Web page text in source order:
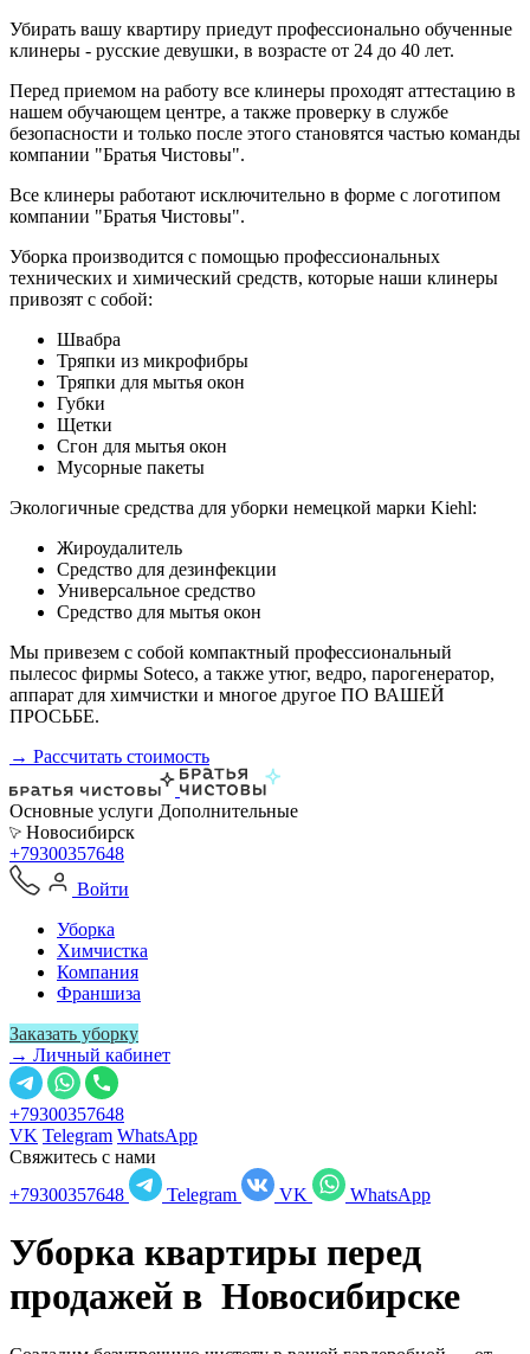
Убирать вашу квартиру приедут профессионально обученные
клинеры - русские девушки, в возрасте от 24 до 40 лет.
Перед приемом на работу все клинеры проходят аттестацию в
нашем обучающем центре, а также проверку в службе
безопасности и только после этого становятся частью команды
компании "Братья Чистовы".
Все клинеры работают исключительно в форме с логотипом
компании "Братья Чистовы".
Уборка производится с помощью профессиональных
технических и химический средств, которые наши клинеры
привозят с собой:
Швабра
Тряпки из микрофибры
Тряпки для мытья окон
Губки
Щетки
Сгон для мытья окон
Мусорные пакеты
Экологичные средства для уборки немецкой марки Kiehl:
Жироудалитель
Средство для дезинфекции
Универсальное средство
Средство для мытья окон
Мы привезем с собой компактный профессиональный
пылесос фирмы Soteco, а также утюг, ведро, парогенератор,
аппарат для химчистки и многое другое ПО ВАШЕЙ
ПРОСЬБЕ.
→ Рассчитать стоимость
Основные услуги Дополнительные
Новосибирск
+79300357648
Войти
Уборка
Химчистка
Компания
Франшиза
Заказать уборку
→ Личный кабинет
+79300357648
VK Telegram WhatsApp
Свяжитесь с нами
+79300357648
Telegram VK WhatsApp
Уборка квартиры перед
продажей в Новосибирске